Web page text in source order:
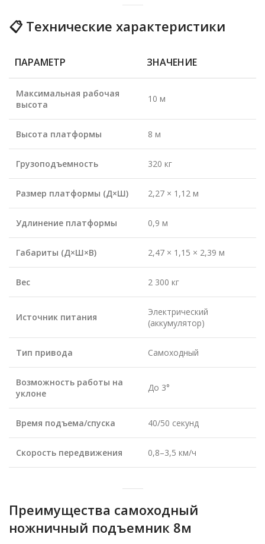
📋 Технические характеристики
ПАРАМЕТР ЗНАЧЕНИЕ
Максимальная рабочая
высота
10 м
Высота платформы 8 м
Грузоподъемность 320 кг
Размер платформы (Д×Ш) 2,27 × 1,12 м
Удлинение платформы 0,9 м
Габариты (Д×Ш×В) 2,47 × 1,15 × 2,39 м
Вес 2 300 кг
Источник питания
Электрический
(аккумулятор)
Тип привода Самоходный
Возможность работы на
уклоне
До 3°
Время подъема/спуска 40/50 секунд
Скорость передвижения 0,8–3,5 км/ч
Преимущества самоходный
ножничный подъемник 8м